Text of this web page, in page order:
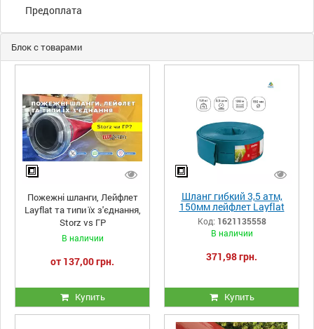
Предоплата
Блок с товарами
Пожежні шланги, Лейфлет
Layflat та типи їх з'єднання,
Storz vs ГР
В наличии
от 137,00 грн.
Купить
Шланг гибкий 3,5 атм,
150мм лейфлет Layflat
Heliflex Monoflat
Код: 1621135558
В наличии
371,98 грн.
Купить